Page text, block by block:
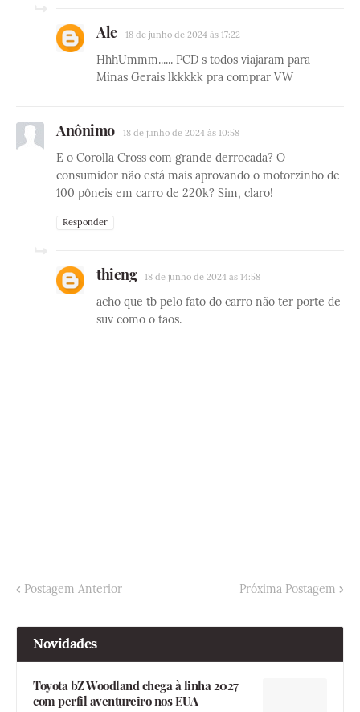
Ale 18 de junho de 2024 às 17:22
HhhUmmm...... PCD s todos viajaram para
Minas Gerais lkkkkk pra comprar VW
Anônimo 18 de junho de 2024 às 10:58
E o Corolla Cross com grande derrocada? O
consumidor não está mais aprovando o motorzinho de
100 pôneis em carro de 220k? Sim, claro!
Responder
thieng 18 de junho de 2024 às 14:58
acho que tb pelo fato do carro não ter porte de
suv como o taos.
Postagem Anterior Próxima Postagem
Novidades
Toyota bZ Woodland chega à linha 2027
com perfil aventureiro nos EUA